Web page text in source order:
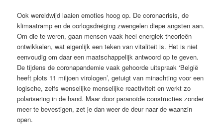
Ook wereldwijd laaien emoties hoog op. De coronacrisis, de
klimaatramp en de oorlogsdreiging zwengelen diepe angsten aan.
Om die te weren, gaan mensen vaak heel energiek theorieën
ontwikkelen, wat eigenlijk een teken van vitaliteit is. Het is niet
eenvoudig om daar een maatschappelijk antwoord op te geven.
De tijdens de coronapandemie vaak gehoorde uitspraak ‘België
heeft plots 11 miljoen virologen’, ­getuigt van minachting voor een
logische, zelfs wenselijke menselijke reactiviteit en werkt zo
polarisering in de hand. Maar door paranoïde constructies zonder
meer te bevestigen, zet je dan weer de deur naar de waanzin
open.